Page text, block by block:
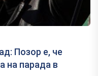
Позор е, че
на парада в